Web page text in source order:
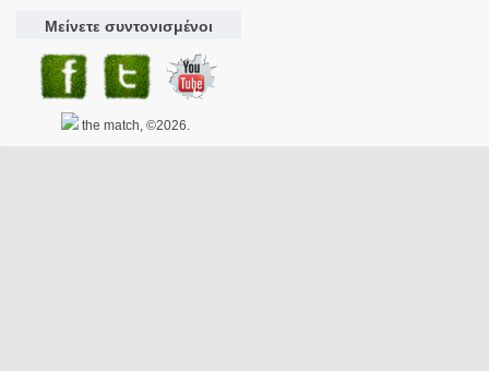
Μείνετε συντονισμένοι
the match, ©2026.